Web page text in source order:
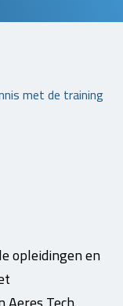
met de training
opleidingen en